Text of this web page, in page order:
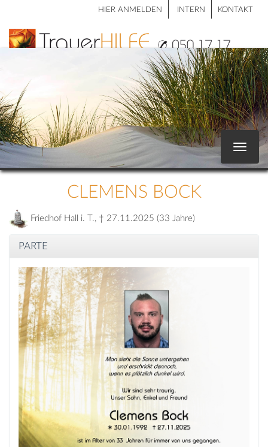
HIER ANMELDEN INTERN KONTAKT
Toggle
CLEMENS BOCK
Friedhof Hall i. T., † 27.11.2025 (33 Jahre)
PARTE